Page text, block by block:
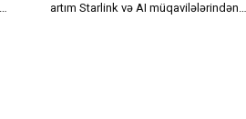
artım Starlink və AI müqavilələrindən